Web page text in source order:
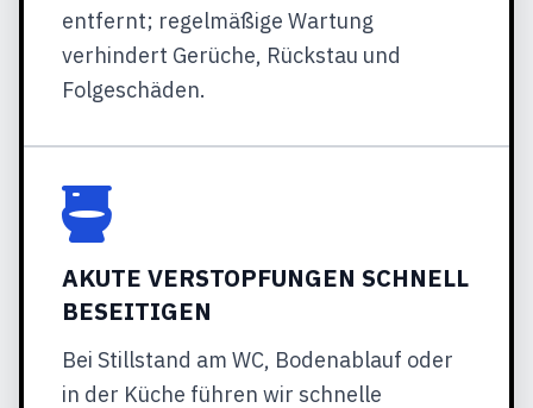
entfernt; regelmäßige Wartung
verhindert Gerüche, Rückstau und
Folgeschäden.
AKUTE VERSTOPFUNGEN SCHNELL
BESEITIGEN
Bei Stillstand am WC, Bodenablauf oder
in der Küche führen wir schnelle